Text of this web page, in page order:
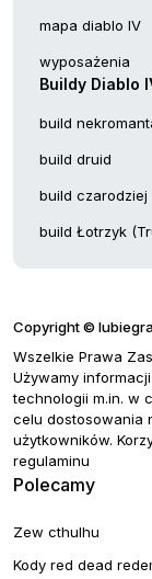
mapa diablo IV
wyposażenia
Buildy Diablo
build
build druid
build czarodziej
build Łotrzyk
Copyright ©
Wszelkie Prawa
Używamy
technologii m.in. w
celu dostosowania
użytkowników.
regulaminu
Polecamy
Zew cthulhu
Kody red dead